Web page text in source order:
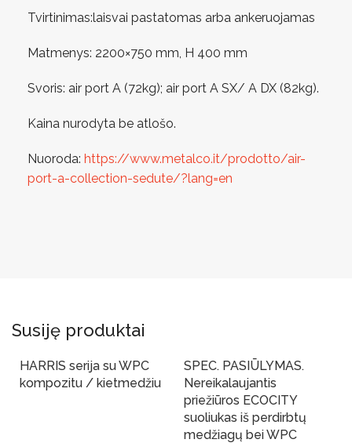
Tvirtinimas:laisvai pastatomas arba ankeruojamas
Matmenys: 2200×750 mm, H 400 mm
Svoris: air port A (72kg); air port A SX/ A DX (82kg).
Kaina nurodyta be atlošo.
Nuoroda: https://www.metalco.it/prodotto/air-
port-a-collection-sedute/?lang=en
Susiję produktai
HARRIS serija su WPC
kompozitu / kietmedžiu
-30%Yra sandelyje
SPEC. PASIŪLYMAS.
Nereikalaujantis
priežiūros ECOCITY
suoliukas iš perdirbtų
medžiagų bei WPC